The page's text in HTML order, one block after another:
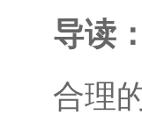
导读：
合理